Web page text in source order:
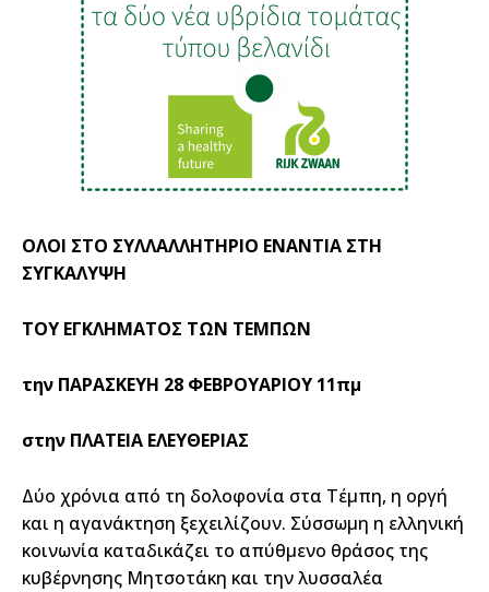
ΟΛΟΙ ΣΤΟ ΣΥΛΛΑΛΛΗΤΗΡΙΟ ΕΝΑΝΤΙΑ ΣΤΗ
ΣΥΓΚΑΛΥΨΗ
ΤΟΥ ΕΓΚΛΗΜΑΤΟΣ ΤΩΝ ΤΕΜΠΩΝ
την ΠΑΡΑΣΚΕΥΗ 28 ΦΕΒΡΟΥΑΡΙΟΥ 11πμ
στην ΠΛΑΤΕΙΑ ΕΛΕΥΘΕΡΙΑΣ
Δύο χρόνια από τη δολοφονία στα Τέμπη, η οργή
και η αγανάκτηση ξεχειλίζουν. Σύσσωμη η ελληνική
κοινωνία καταδικάζει το απύθμενο θράσος της
κυβέρνησης Μητσοτάκη και την λυσσαλέα